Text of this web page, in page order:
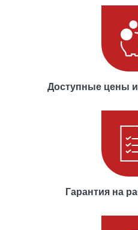
Доступные цены и
Гарантия на